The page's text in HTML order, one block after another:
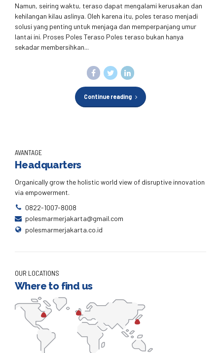
Namun, seiring waktu, teraso dapat mengalami kerusakan dan
kehilangan kilau aslinya. Oleh karena itu, poles teraso menjadi
solusi yang penting untuk menjaga dan memperpanjang umur
lantai ini. Proses Poles Teraso Poles teraso bukan hanya
sekadar membersihkan...
Continue reading
AVANTAGE
Headquarters
Organically grow the holistic world view of disruptive innovation
via empowerment.
0822-1007-8008
polesmarmerjakarta@gmail.com
polesmarmerjakarta.co.id
OUR LOCATIONS
Where to find us